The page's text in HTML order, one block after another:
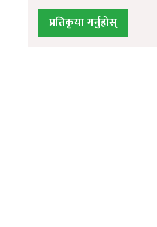
प्रतिकृया गर्नुहोस्